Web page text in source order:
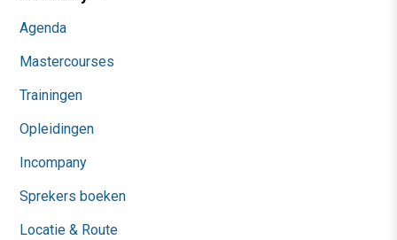
Agenda
Mastercourses
Trainingen
Opleidingen
Incompany
Sprekers boeken
Locatie & Route